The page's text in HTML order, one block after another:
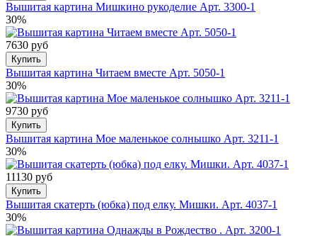
Вышитая картина Мишкино рукоделие Арт. 3300-1
30%
7630 руб
Купить
Вышитая картина Читаем вместе Арт. 5050-1
30%
9730 руб
Купить
Вышитая картина Мое маленькое солнышко Арт. 3211-1
30%
11130 руб
Купить
Вышитая скатерть (юбка) под елку. Мишки. Арт. 4037-1
30%